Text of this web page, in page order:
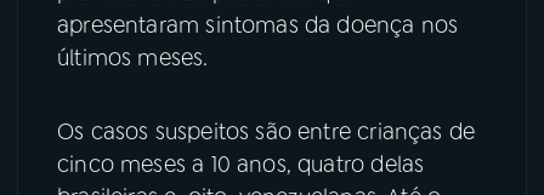
TikTok
apresentaram sintomas da doença nos
últimos meses.
Os casos suspeitos são entre crianças de
cinco meses a 10 anos, quatro delas